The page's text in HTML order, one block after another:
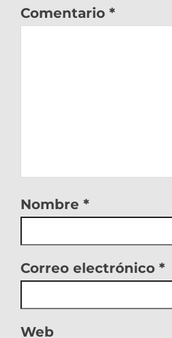
Comentario *
Nombre *
Correo electrónico *
Web